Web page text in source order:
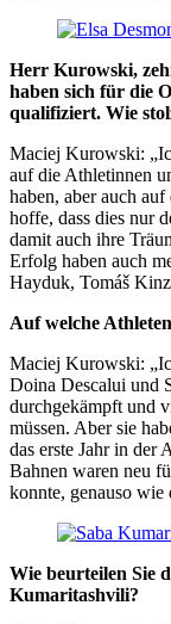
Herr Kurowski,
haben sich für die
qualifiziert. Wie
Maciej Kurowski:
auf die Athletinnen
haben, aber auch
hoffe, dass dies nur
damit auch ihre
Erfolg haben auch
Hayduk, Tomáš
Auf welche
Maciej Kurowski:
Doina Descalui und
durchgekämpft und
müssen. Aber sie
das erste Jahr in der
Bahnen waren neu
konnte, genauso
Wie beurteilen Sie
Kumaritashvili?